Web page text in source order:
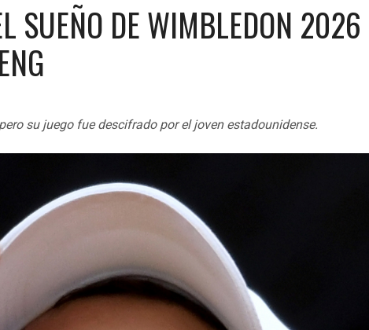
SUEÑO DE WIMBLEDON 2026
su juego fue descifrado por el joven estadounidense.